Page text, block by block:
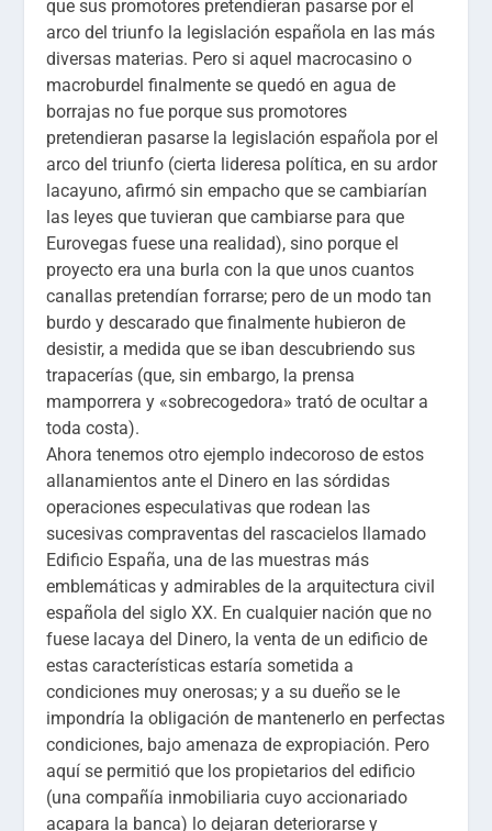
que sus promotores pretendieran pasarse por el
arco del triunfo la legislación española en las más
diversas materias. Pero si aquel macrocasino o
macroburdel finalmente se quedó en agua de
borrajas no fue porque sus promotores
pretendieran pasarse la legislación española por el
arco del triunfo (cierta lideresa política, en su ardor
lacayuno, afirmó sin empacho que se cambiarían
las leyes que tuvieran que cambiarse para que
Eurovegas fuese una realidad), sino porque el
proyecto era una burla con la que unos cuantos
canallas pretendían forrarse; pero de un modo tan
burdo y descarado que finalmente hubieron de
desistir, a medida que se iban descubriendo sus
trapacerías (que, sin embargo, la prensa
mamporrera y «sobrecogedora» trató de ocultar a
toda costa).
Ahora tenemos otro ejemplo indecoroso de estos
allanamientos ante el Dinero en las sórdidas
operaciones especulativas que rodean las
sucesivas compraventas del rascacielos llamado
Edificio España, una de las muestras más
emblemáticas y admirables de la arquitectura civil
española del siglo XX. En cualquier nación que no
fuese lacaya del Dinero, la venta de un edificio de
estas características estaría sometida a
condiciones muy onerosas; y a su dueño se le
impondría la obligación de mantenerlo en perfectas
condiciones, bajo amenaza de expropiación. Pero
aquí se permitió que los propietarios del edificio
(una compañía inmobiliaria cuyo accionariado
acapara la banca) lo dejaran deteriorarse y